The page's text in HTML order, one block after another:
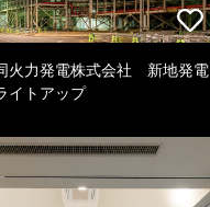
火力発電株式会社 新地発電
イトアップ